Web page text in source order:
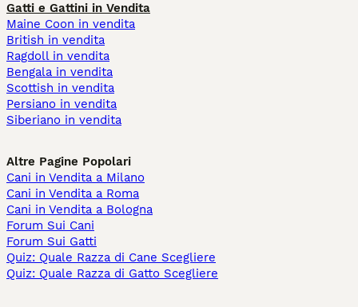
Gatti e Gattini in Vendita
Maine Coon in vendita
British in vendita
Ragdoll in vendita
Bengala in vendita
Scottish in vendita
Persiano in vendita
Siberiano in vendita
Altre Pagine Popolari
Cani in Vendita a Milano
Cani in Vendita a Roma
Cani in Vendita a Bologna
Forum Sui Cani
Forum Sui Gatti
Quiz: Quale Razza di Cane Scegliere
Quiz: Quale Razza di Gatto Scegliere